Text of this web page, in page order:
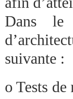
Dans le
suivante :
o Tests